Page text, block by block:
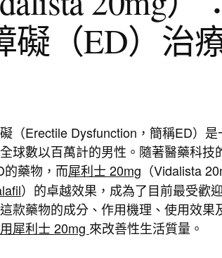
礙（ED）治
（Erectile Dysfunction，簡稱ED）
球數以百萬計的男性。隨著醫藥科技
的藥物，而犀利士 20mg （Vidalista
）的卓越效果，成為了目前最受歡
款藥物的成分、作用機理、使用效果
犀利士 20mg 來改善性生活質量。